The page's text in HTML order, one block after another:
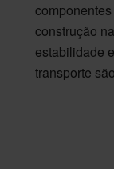
construção
estabilidade
transporte